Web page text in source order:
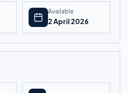
Available
2 April 2026